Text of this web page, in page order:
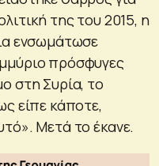
της του 2015, η
ενσωμάτωσε
πρόσφυγες
στη Συρία, το
είπε κάποτε,
Μετά το έκανε.